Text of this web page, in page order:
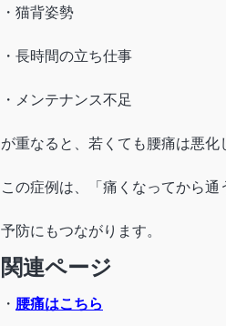
・猫背姿勢
・長時間の立ち仕事
・メンテナンス不足
が重なると、若くても腰痛は悪化
この症例は、「痛くなってから
予防にもつながります。
関連ページ
・ 腰痛はこちら